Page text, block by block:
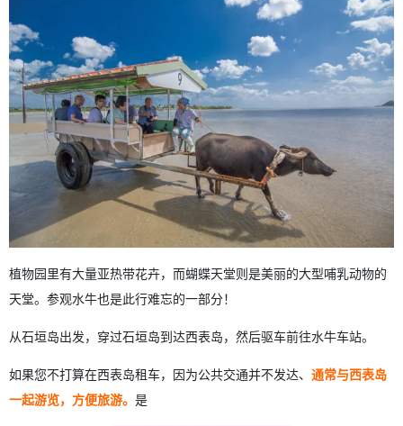
植物园里有大量亚热带花卉，而蝴蝶天堂则是美丽的大型哺乳动物的
天堂。参观水牛也是此行难忘的一部分！
从石垣岛出发，穿过石垣岛到达西表岛，然后驱车前往水牛车站。
如果您不打算在西表岛租车，因为公共交通并不发达、 通常与西表岛
一起游览，方便旅游。 是